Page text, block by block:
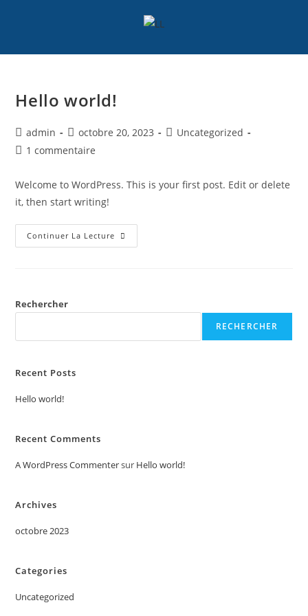
Hello world!
admin octobre 20, 2023
Uncategorized
1 commentaire
Welcome to WordPress. This is your first post. Edit or delete
it, then start writing!
Continuer La Lecture
Rechercher
RECHERCHER
Recent Posts
Hello world!
Recent Comments
A WordPress Commentersur Hello world!
Archives
octobre 2023
Categories
Uncategorized